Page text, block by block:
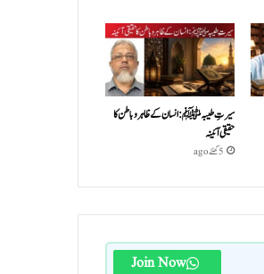
سیرتِ طیبہﷺ: انسان کے ظاہر و باطن کا
حقیقی آئینہ
5 گھنٹے ago
Join Now